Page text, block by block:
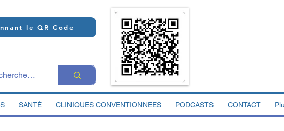
le QR Code
SANTÉ CLINIQUES CONVENTIONNEES PODCASTS CONTACT